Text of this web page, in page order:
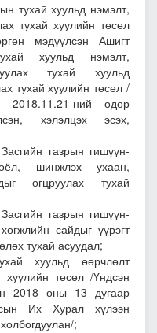
тухай хуульд нэмэлт,
тухай хуулийн төсөл
мэдүүлсэн Ашигт
хуульд нэмэлт,
тухай хуульд
тухай хуулийн төсөл /
2018.11.21-ний өдөр
хэлэлцэх эсэх,
газрын гишүүн-
шинжлэх ухаан,
огцруулах тухай
газрын гишүүн-
сайдыг үүрэгт
тухай асуудал;
хуульд өөрчлөлт
төсөл /Үндсэн
2018 оны 13 дугаар
Их Хурал хүлээн
;